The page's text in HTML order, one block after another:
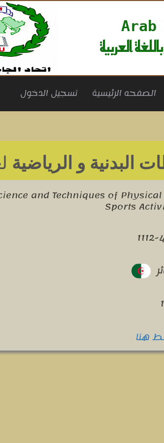
العربية
تسجيل الدخول الصفحه الرئيسية
البدنية و الرياضية
and Techniques of
Sports
هنا